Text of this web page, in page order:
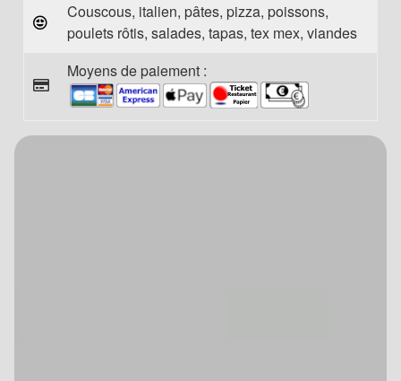
Couscous, italien, pâtes, pizza, poissons,
poulets rôtis, salades, tapas, tex mex, viandes
Moyens de paiement :